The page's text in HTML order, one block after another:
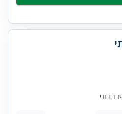
רבתי